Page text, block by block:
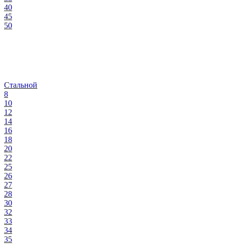
40
45
50
Стальной
8
10
12
14
16
18
20
22
25
26
27
28
30
32
33
34
35